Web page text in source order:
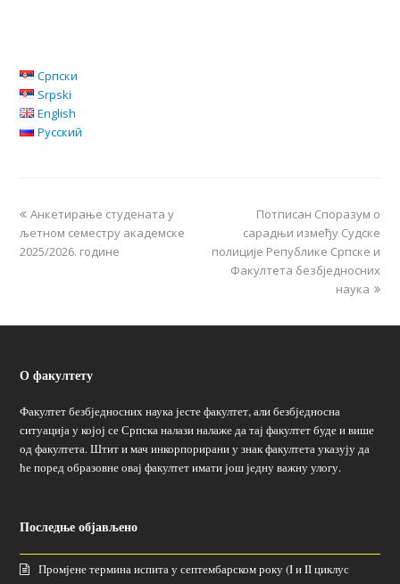
Српски
Srpski
English
Русский
Анкетирање студената у
љетном семестру академске
2025/2026. године
Потписан Споразум о
сарадњи између Судске
полиције Републике Српске и
Факултета безбједносних
наука
О факултету
Факултет безбједносних наука јесте факултет, али безбједносна
ситуација у којој се Српска налази налаже да тај факултет буде и више
од факултета. Штит и мач инкорпорирани у знак факултета указују да
ће поред образовне овај факултет имати још једну важну улогу.
Последње објављено
Промјене термина испита у септембарском року (I и II циклус